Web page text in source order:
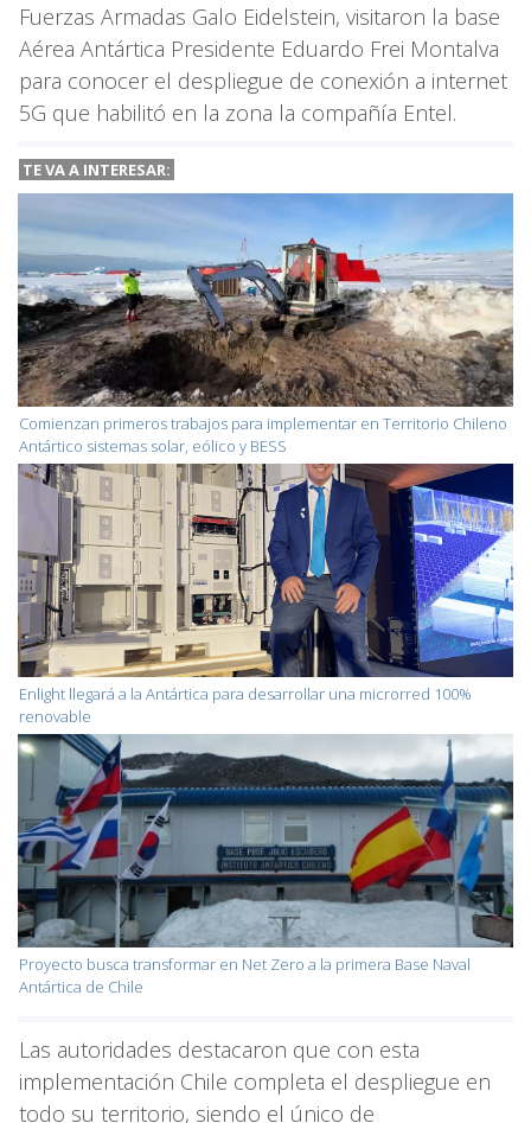
Fuerzas Armadas Galo Eidelstein, visitaron la base
Aérea Antártica Presidente Eduardo Frei Montalva
para conocer el despliegue de conexión a internet
5G que habilitó en la zona la compañía Entel.
TE VA A INTERESAR:
Comienzan primeros trabajos para implementar en Territorio Chileno
Antártico sistemas solar, eólico y BESS
Enlight llegará a la Antártica para desarrollar una microrred 100%
renovable
Proyecto busca transformar en Net Zero a la primera Base Naval
Antártica de Chile
Las autoridades destacaron que con esta
implementación Chile completa el despliegue en
todo su territorio, siendo el único de